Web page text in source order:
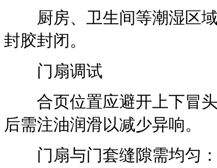
厨房、卫生间等潮湿区域
封胶封闭。
门扇调试
合页位置应避开上下冒头
后需注油润滑以减少异响。
门扇与门套缝隙需均匀：